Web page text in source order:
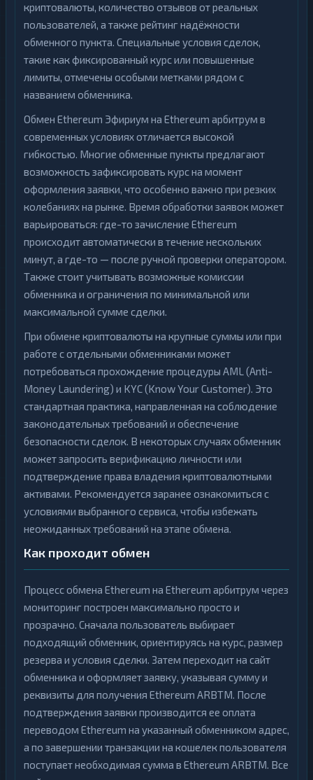
криптовалюты, количество отзывов от реальных
пользователей, а также рейтинг надёжности
обменного пункта. Специальные условия сделок,
такие как фиксированный курс или повышенные
лимиты, отмечены особыми метками рядом с
названием обменника.
Обмен Ethereum Эфириум на Ethereum арбитрум в
современных условиях отличается высокой
гибкостью. Многие обменные пункты предлагают
возможность зафиксировать курс на момент
оформления заявки, что особенно важно при резких
колебаниях на рынке. Время обработки заявок может
варьироваться: где-то зачисление Ethereum
происходит автоматически в течение нескольких
минут, а где-то — после ручной проверки оператором.
Также стоит учитывать возможные комиссии
обменника и ограничения по минимальной или
максимальной сумме сделки.
При обмене криптовалюты на крупные суммы или при
работе с отдельными обменниками может
потребоваться прохождение процедуры AML (Anti-
Money Laundering) и KYC (Know Your Customer). Это
стандартная практика, направленная на соблюдение
законодательных требований и обеспечение
безопасности сделок. В некоторых случаях обменник
может запросить верификацию личности или
подтверждение права владения криптовалютными
активами. Рекомендуется заранее ознакомиться с
условиями выбранного сервиса, чтобы избежать
неожиданных требований на этапе обмена.
Как проходит обмен
Процесс обмена Ethereum на Ethereum арбитрум через
мониторинг построен максимально просто и
прозрачно. Сначала пользователь выбирает
подходящий обменник, ориентируясь на курс, размер
резерва и условия сделки. Затем переходит на сайт
обменника и оформляет заявку, указывая сумму и
реквизиты для получения Ethereum ARBTM. После
подтверждения заявки производится ее оплата
переводом Ethereum на указанный обменником адрес,
а по завершении транзакции на кошелек пользователя
поступает необходимая сумма в Ethereum ARBTM. Все